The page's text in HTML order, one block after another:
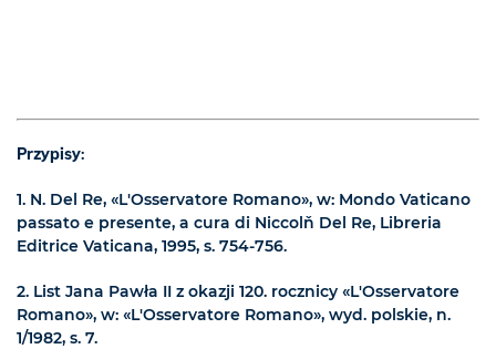
Przypisy:
1. N. Del Re, «L'Osservatore Romano», w: Mondo Vaticano
passato e presente, a cura di Niccolň Del Re, Libreria
Editrice Vaticana, 1995, s. 754-756.
2. List Jana Pawła II z okazji 120. rocznicy «L'Osservatore
Romano», w: «L'Osservatore Romano», wyd. polskie, n.
1/1982, s. 7.